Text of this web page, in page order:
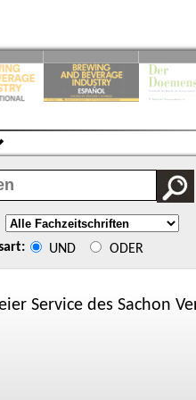
UND ODER
Service des Sachon